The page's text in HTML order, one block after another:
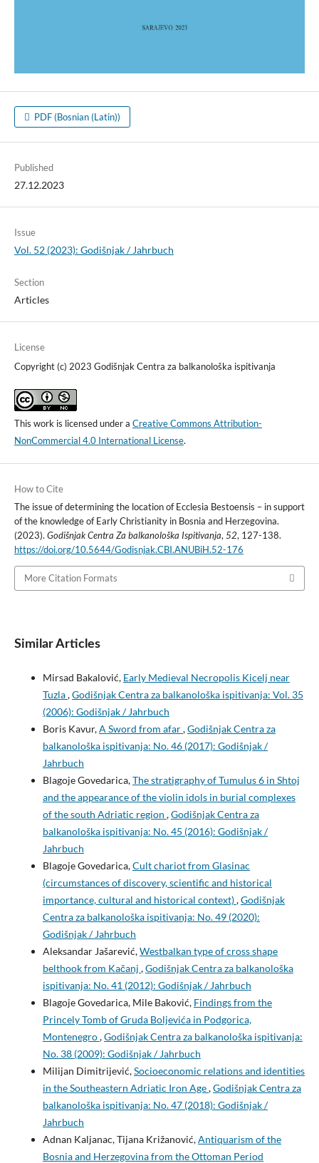
PDF (Bosnian (Latin))
Published
27.12.2023
Issue
Vol. 52 (2023): Godišnjak / Jahrbuch
Section
Articles
License
Copyright (c) 2023 Godišnjak Centra za balkanološka ispitivanja
This work is licensed under a Creative Commons Attribution-
NonCommercial 4.0 International License.
How to Cite
The issue of determining the location of Ecclesia Bestoensis – in support
of the knowledge of Early Christianity in Bosnia and Herzegovina.
(2023). Godišnjak Centra Za balkanološka Ispitivanja, 52, 127-138.
https://doi.org/10.5644/Godisnjak.CBI.ANUBiH.52-176
More Citation Formats
Similar Articles
Mirsad Bakalović, Early Medieval Necropolis Kicelj near
Tuzla,Godišnjak Centra za balkanološka ispitivanja: Vol. 35
(2006): Godišnjak / Jahrbuch
Boris Kavur,A Sword from afar,Godišnjak Centra za
balkanološka ispitivanja: No. 46 (2017): Godišnjak /
Jahrbuch
Blagoje Govedarica,The stratigraphy of Tumulus 6 in Shtoj
and the appearance of the violin idols in burial complexes
of the south Adriatic region ,Godišnjak Centra za
balkanološka ispitivanja: No. 45 (2016): Godišnjak /
Jahrbuch
Blagoje Govedarica,Cult chariot from Glasinac
(circumstances of discovery, scientific and historical
importance, cultural and historical context),Godišnjak
Centra za balkanološka ispitivanja: No. 49 (2020):
Godišnjak / Jahrbuch
Aleksandar Jašarević,Westbalkan type of cross shape
belthook from Kačanj ,Godišnjak Centra za balkanološka
ispitivanja: No. 41 (2012): Godišnjak / Jahrbuch
Blagoje Govedarica, Mile Baković, Findings from the
Princely Tomb of Gruda Boljevića in Podgorica,
Montenegro,Godišnjak Centra za balkanološka ispitivanja:
No. 38 (2009): Godišnjak / Jahrbuch
Milijan Dimitrijević,Socioeconomic relations and identities
in the Southeastern Adriatic Iron Age,Godišnjak Centra za
balkanološka ispitivanja: No. 47 (2018): Godišnjak /
Jahrbuch
Adnan Kaljanac, Tijana Križanović,Antiquarism of the
Bosnia and Herzegovina from the Ottoman Period